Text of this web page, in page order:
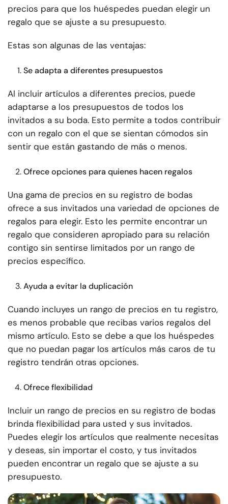
precios para que los huéspedes puedan elegir un
regalo que se ajuste a su presupuesto.
Estas son algunas de las ventajas:
Se adapta a diferentes presupuestos
Al incluir artículos a diferentes precios, puede
adaptarse a los presupuestos de todos los
invitados a su boda. Esto permite a todos contribuir
con un regalo con el que se sientan cómodos sin
sentir que están gastando de más o menos.
Ofrece opciones para quienes hacen regalos
Una gama de precios en su registro de bodas
ofrece a sus invitados una variedad de opciones de
regalos para elegir. Esto les permite encontrar un
regalo que consideren apropiado para su relación
contigo sin sentirse limitados por un rango de
precios específico.
Ayuda a evitar la duplicación
Cuando incluyes un rango de precios en tu registro,
es menos probable que recibas varios regalos del
mismo artículo. Esto se debe a que los huéspedes
que no puedan pagar los artículos más caros de tu
registro tendrán otras opciones.
Ofrece flexibilidad
Incluir un rango de precios en su registro de bodas
brinda flexibilidad para usted y sus invitados.
Puedes elegir los artículos que realmente necesitas
y deseas, sin importar el costo, y tus invitados
pueden encontrar un regalo que se ajuste a su
presupuesto.